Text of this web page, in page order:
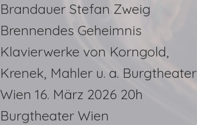
Brandauer Stefan Zweig
Brennendes Geheimnis
Klavierwerke von Korngold,
Krenek, Mahler u. a. Burgtheater
Wien 16. März 2026 20h
Burgtheater Wien